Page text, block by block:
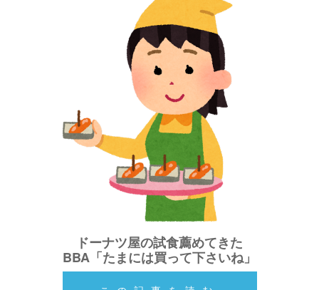
ドーナツ屋の試食薦めてきた
BBA「たまには買って下さいね」